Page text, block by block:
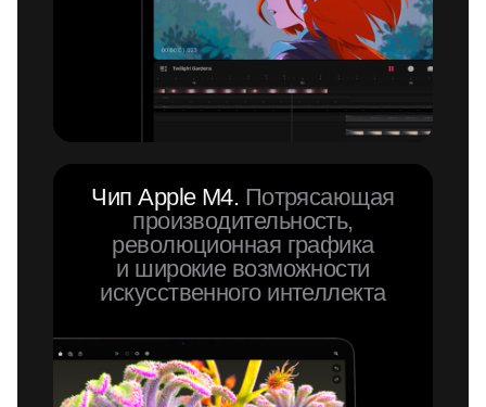
Чип Apple M4. Потрясающая
производительность,
революционная графика
и широкие возможности
искусственного интеллекта